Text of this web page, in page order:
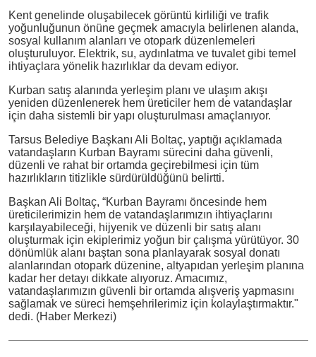
Kent genelinde oluşabilecek görüntü kirliliği ve trafik
yoğunluğunun önüne geçmek amacıyla belirlenen alanda,
sosyal kullanım alanları ve otopark düzenlemeleri
oluşturuluyor. Elektrik, su, aydınlatma ve tuvalet gibi temel
ihtiyaçlara yönelik hazırlıklar da devam ediyor.
Kurban satış alanında yerleşim planı ve ulaşım akışı
yeniden düzenlenerek hem üreticiler hem de vatandaşlar
için daha sistemli bir yapı oluşturulması amaçlanıyor.
Tarsus Belediye Başkanı Ali Boltaç, yaptığı açıklamada
vatandaşların Kurban Bayramı sürecini daha güvenli,
düzenli ve rahat bir ortamda geçirebilmesi için tüm
hazırlıkların titizlikle sürdürüldüğünü belirtti.
Başkan Ali Boltaç, “Kurban Bayramı öncesinde hem
üreticilerimizin hem de vatandaşlarımızın ihtiyaçlarını
karşılayabileceği, hijyenik ve düzenli bir satış alanı
oluşturmak için ekiplerimiz yoğun bir çalışma yürütüyor. 30
dönümlük alanı baştan sona planlayarak sosyal donatı
alanlarından otopark düzenine, altyapıdan yerleşim planına
kadar her detayı dikkate alıyoruz. Amacımız,
vatandaşlarımızın güvenli bir ortamda alışveriş yapmasını
sağlamak ve süreci hemşehrilerimiz için kolaylaştırmaktır."
dedi. (Haber Merkezi)